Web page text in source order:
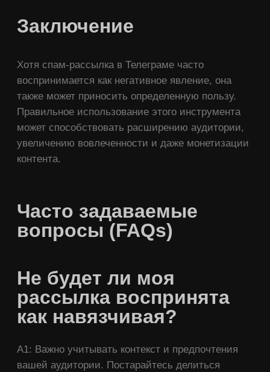
Заключение
Хотя спам-рассылка в Телеграме часто
воспринимается как негативное явление, она
также может приносить определенную пользу.
Правильное использование этого инструмента
может способствовать расширению аудитории,
увеличению вовлеченности и даже монетизации
контента.
Часто задаваемые
вопросы (FAQs)
Не будет ли моя
рассылка воспринята
как навязчивая?
A1: Важно учитывать контекст и предпочтения
вашей аудитории. Постарайтесь делиться